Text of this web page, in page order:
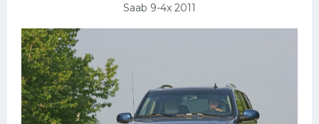
Saab 9-4x 2011